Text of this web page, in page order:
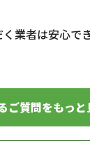
業者は安心で
ご質問をもっと